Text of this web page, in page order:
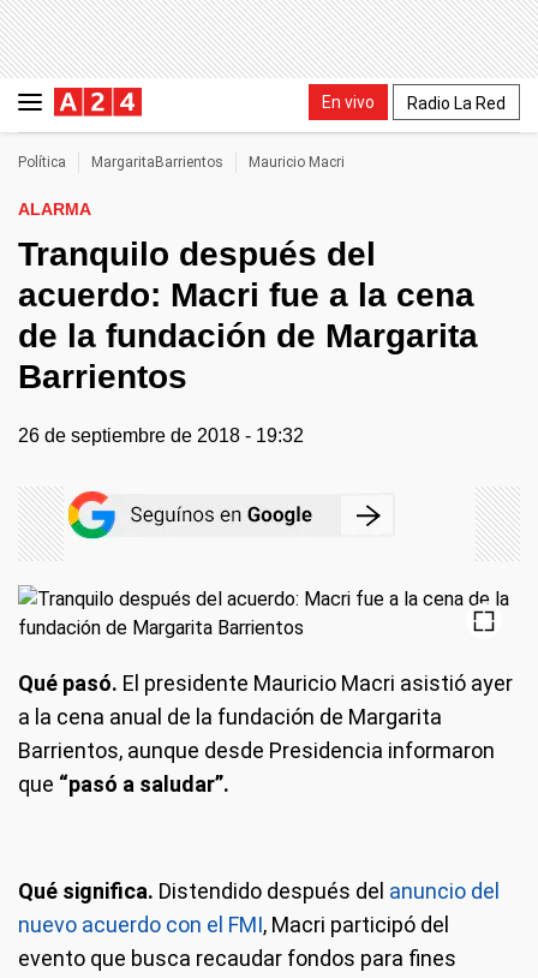
En vivo Radio La Red
Política MargaritaBarrientos Mauricio Macri
ALARMA
Tranquilo después del
acuerdo: Macri fue a la cena
de la fundación de Margarita
Barrientos
26 de septiembre de 2018 - 19:32
Qué pasó. El presidente Mauricio Macri asistió ayer
a la cena anual de la fundación de Margarita
Barrientos, aunque desde Presidencia informaron
que “pasó a saludar”.
Qué significa. Distendido después del anuncio del
nuevo acuerdo con el FMI, Macri participó del
evento que busca recaudar fondos para fines